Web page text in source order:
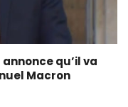
qu’il va
Macron